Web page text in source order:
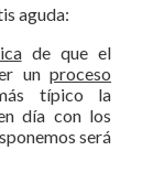
aguda:
de que el
un proceso
típico la
día con los
será